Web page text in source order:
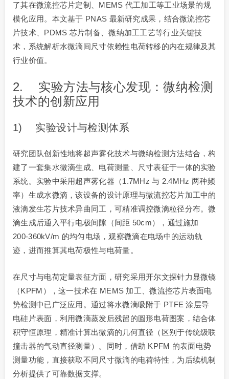
了其在微流控芯片定制、MEMS 代工加工等工业场景的规
模化应用。本文基于 PNAS 最新研究成果，结合微流控芯
片技术、PDMS 芯片制备、微纳加工工艺等行业关键技
术，系统解析水微滴间尺寸依赖性电荷转移的内在规律及其
行业价值。
2. 实验方法与核心发现：微纳检测
技术的创新应用
1) 实验设计与检测体系
研究团队创新性地将超声雾化技术与微纳检测方法结合，构
建了一套集水微滴生成、电荷测量、尺寸表征于一体的实验
系统。实验中采用超声雾化器（1.7MHz 与 2.4MHz 两种频
率）生成水微滴，该设备的设计原理与微流控芯片加工中的
液滴发生芯片技术异曲同工，可精准调控微滴粒径分布。微
滴生成后通入平行电极间隙（间距 50cm），通过施加
200-360kV/m 的均匀电场，观察微滴在电场中的运动轨
迹，进而推算其电荷极性与电荷量。
在尺寸与电荷定量表征方面，研究采用开尔文探针力显微镜
（KPFM），这一技术在 MEMS 加工、微流控芯片表面电
势检测中已广泛应用。通过将水微滴吸附于 PTFE 涂层导
电硅片表面，利用微滴蒸发后残留的圆形电荷图案，结合体
积守恒原理，精准计算出微滴的几何直径（区别于传统级联
撞击器的气动直径测量）。同时，借助 KPFM 的表面电势
测量功能，直接获取不同尺寸微滴的电荷特性，为后续机制
分析提供了可靠数据支撑。